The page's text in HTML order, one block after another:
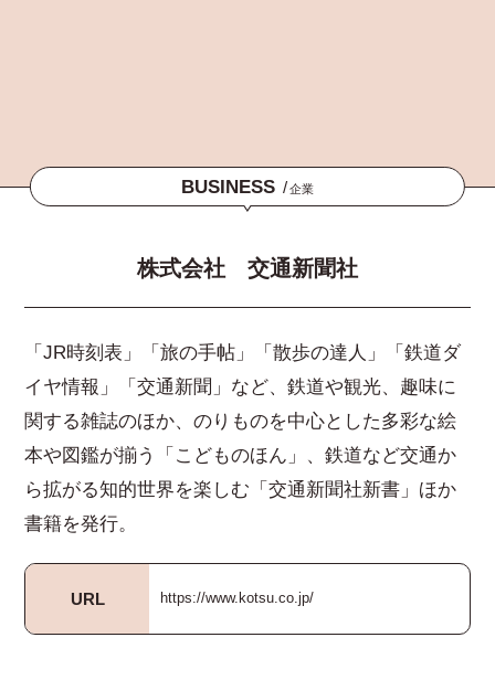
BUSINESS /企業
株式会社 交通新聞社
「JR時刻表」「旅の手帖」「散歩の達人」「鉄道ダ
イヤ情報」「交通新聞」など、鉄道や観光、趣味に
関する雑誌のほか、のりものを中心とした多彩な絵
本や図鑑が揃う「こどものほん」、鉄道など交通か
ら拡がる知的世界を楽しむ「交通新聞社新書」ほか
書籍を発行。
URL https://www.kotsu.co.jp/